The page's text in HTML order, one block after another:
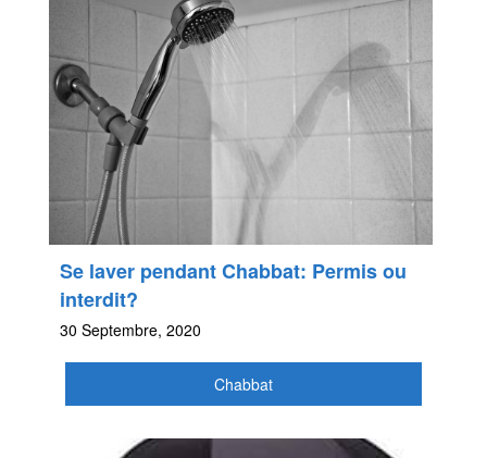
Se laver pendant Chabbat: Permis ou
interdit?
30 Septembre, 2020
Chabbat